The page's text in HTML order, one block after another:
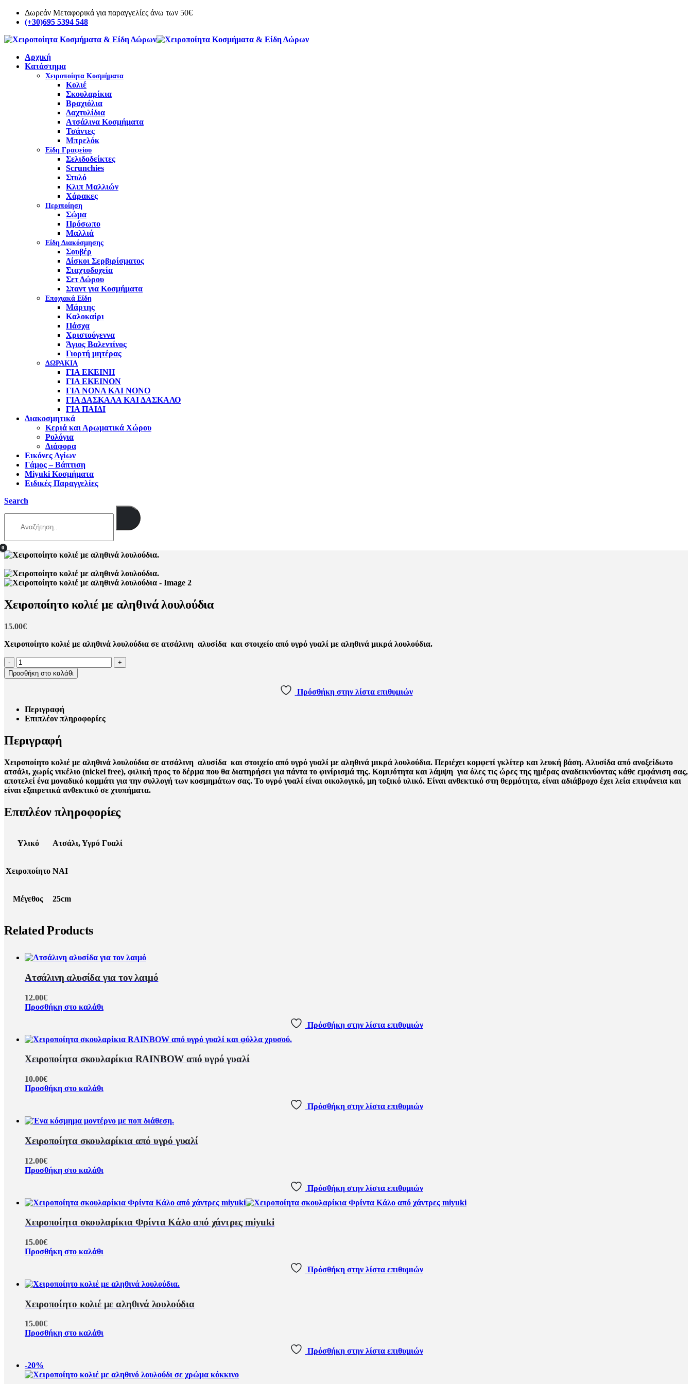
Δωρεάν Μεταφορικά για παραγγελίες άνω των 50€
(+30)695 5394 548
Αρχική
Κατάστημα
Χειροποίητα Κοσμήματα
Κολιέ
Σκουλαρίκια
Βραχιόλια
Δαχτυλίδια
Ατσάλινα Κοσμήματα
Τσάντες
Μπρελόκ
Είδη Γραφείου
Σελιδοδείκτες
Scrunchies
Στυλό
Κλιπ Μαλλιών
Χάρακες
Περιποίηση
Σώμα
Πρόσωπο
Μαλλιά
Είδη Διακόσμησης
Σουβέρ
Δίσκοι Σερβιρίσματος
Σταχτοδοχεία
Σετ Δώρου
Σταντ για Κοσμήματα
Εποχιακά Είδη
Μάρτης
Καλοκαίρι
Πάσχα
Χριστούγεννα
Άγιος Βαλεντίνος
Γιορτή μητέρας
ΔΩΡΑΚΙΑ
ΓΙΑ ΕΚΕΙΝΗ
ΓΙΑ ΕΚΕΙΝΟΝ
ΓΙΑ ΝΟΝΑ ΚΑΙ ΝΟΝΟ
ΓΙΑ ΔΑΣΚΑΛΑ ΚΑΙ ΔΑΣΚΑΛΟ
ΓΙΑ ΠΑΙΔΙ
Διακοσμητικά
Κεριά και Αρωματικά Χώρου
Ρολόγια
Διάφορα
Εικόνες Αγίων
Γάμος – Βάπτιση
Miyuki Κοσμήματα
Ειδικές Παραγγελίες
Search
0
Χειροποίητο κολιέ με αληθινά λουλούδια
15.00€
Χειροποίητο κολιέ με αληθινά λουλούδια σε ατσάλινη αλυσίδα και στοιχείο από υγρό γυαλί με αληθινά μικρά λουλούδια.
-
+
Προσθήκη στο καλάθι
Πρόσθήκη στην λίστα επιθυμιών
Περιγραφή
Επιπλέον πληροφορίες
Περιγραφή
Χειροποίητο κολιέ με αληθινά λουλούδια σε ατσάλινη αλυσίδα και στοιχείο από υγρό γυαλί με αληθινά μικρά λουλούδια. Περιέχει κομφετί γκλίτερ και λευκή βάση. Αλυσίδα από ανοξείδωτο
ατσάλι, χωρίς νικέλιο (nickel free), φιλική προς το δέρμα που θα διατηρήσει για πάντα το φινίρισμά της. Κομψότητα και λάμψη για όλες τις ώρες της ημέρας αναδεικνύοντας κάθε εμφάνιση σας,
αποτελεί ένα μοναδικό κομμάτι για την συλλογή των κοσμημάτων σας. Το υγρό γυαλί είναι οικολογικό, μη τοξικό υλικό. Είναι ανθεκτικό στη θερμότητα, είναι αδιάβροχο έχει λεία επιφάνεια και
είναι εξαιρετικά ανθεκτικό σε χτυπήματα.
Επιπλέον πληροφορίες
Υλικό Ατσάλι, Υγρό Γυαλί
Χειροποίητο ΝΑΙ
Μέγεθος 25cm
Related Products
Ατσάλινη αλυσίδα για τον λαιμό
12.00€
Προσθήκη στο καλάθι
Πρόσθήκη στην λίστα επιθυμιών
Χειροποίητα σκουλαρίκια RAINBOW από υγρό γυαλί
10.00€
Προσθήκη στο καλάθι
Πρόσθήκη στην λίστα επιθυμιών
Χειροποίητα σκουλαρίκια από υγρό γυαλί
12.00€
Προσθήκη στο καλάθι
Πρόσθήκη στην λίστα επιθυμιών
Χειροποίητα σκουλαρίκια Φρίντα Κάλο από χάντρες miyuki
15.00€
Προσθήκη στο καλάθι
Πρόσθήκη στην λίστα επιθυμιών
Χειροποίητο κολιέ με αληθινά λουλούδια
15.00€
Προσθήκη στο καλάθι
Πρόσθήκη στην λίστα επιθυμιών
-20%